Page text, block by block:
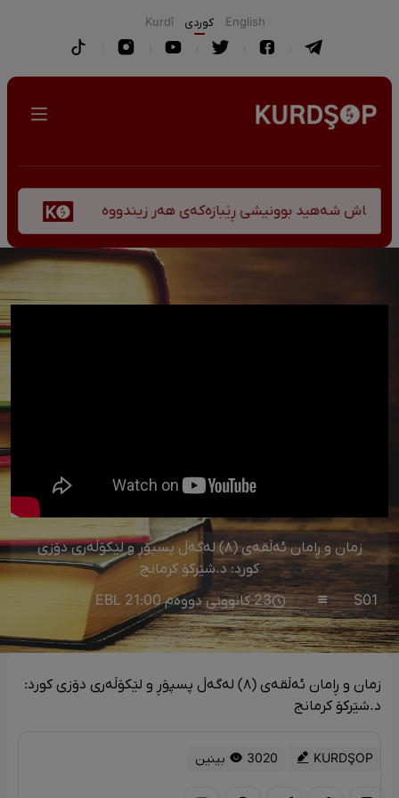
English كوردی Kurdî
زمان و ڕامان ئەڵقەی (٨) لەگەڵ پسپۆڕ و لێکۆڵەری دۆزی
کورد: د.شێرکۆ کرمانج
S01
23 کانوونی دووەم 21:00 EBL
زمان و ڕامان ئەڵقەی (٨) لەگەڵ پسپۆڕ و لێکۆڵەری دۆزی کورد:
د.شێرکۆ کرمانج
KURDŞOP 3020 بینین